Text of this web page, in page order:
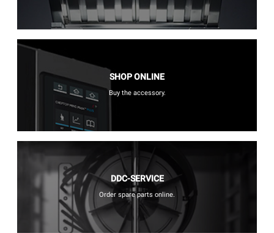
SHOP ONLINE
Buy the accessory.
DDC-SERVICE
Order spare parts online.